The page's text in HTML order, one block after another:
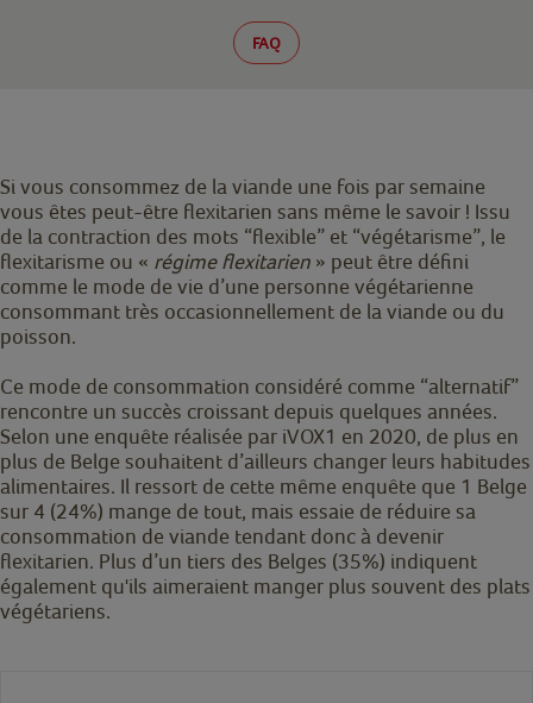
FAQ
Si vous consommez de la viande une fois par semaine
vous êtes peut-être flexitarien sans même le savoir ! Issu
de la contraction des mots “flexible” et “végétarisme”, le
flexitarisme ou « régime flexitarien » peut être défini
comme le mode de vie d’une personne végétarienne
consommant très occasionnellement de la viande ou du
poisson.
Ce mode de consommation considéré comme “alternatif”
rencontre un succès croissant depuis quelques années.
Selon une enquête réalisée par iVOX1 en 2020, de plus en
plus de Belge souhaitent d’ailleurs changer leurs habitudes
alimentaires. Il ressort de cette même enquête que 1 Belge
sur 4 (24%) mange de tout, mais essaie de réduire sa
consommation de viande tendant donc à devenir
flexitarien. Plus d’un tiers des Belges (35%) indiquent
également qu'ils aimeraient manger plus souvent des plats
végétariens.